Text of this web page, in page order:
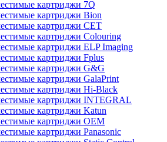
картриджи 7Q
картриджи Bion
картриджи CET
картриджи Colouring
картриджи ELP Imaging
картриджи Fplus
картриджи G&G
картриджи GalaPrint
картриджи Hi-Black
картриджи INTEGRAL
картриджи Katun
картриджи OEM
картриджи Panasonic